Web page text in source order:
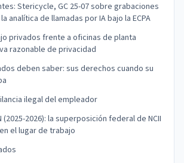
Stericycle, GC 25-07 sobre grabaciones
analítica de llamadas por IA bajo la ECPA
privados frente a oficinas de planta
razonable de privacidad
deben saber: sus derechos cuando su
ilegal del empleador
(2025-2026): la superposición federal de NCII
el lugar de trabajo